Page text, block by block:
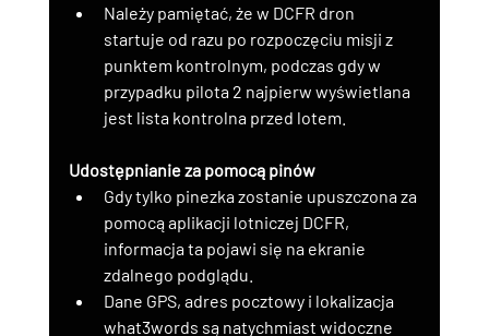
Należy pamiętać, że w DCFR dron
startuje od razu po rozpoczęciu misji z
punktem kontrolnym, podczas gdy w
przypadku pilota 2 najpierw wyświetlana
jest lista kontrolna przed lotem.
Udostępnianie za pomocą pinów
Gdy tylko pinezka zostanie upuszczona za
pomocą aplikacji lotniczej DCFR,
informacja ta pojawi się na ekranie
zdalnego podglądu.
Dane GPS, adres pocztowy i lokalizacja
what3words są natychmiast widoczne